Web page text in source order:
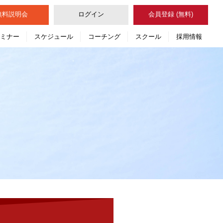
料説明会 ログイン 会員登録 (無料)
ナー スケジュール コーチング スクール 採用情報